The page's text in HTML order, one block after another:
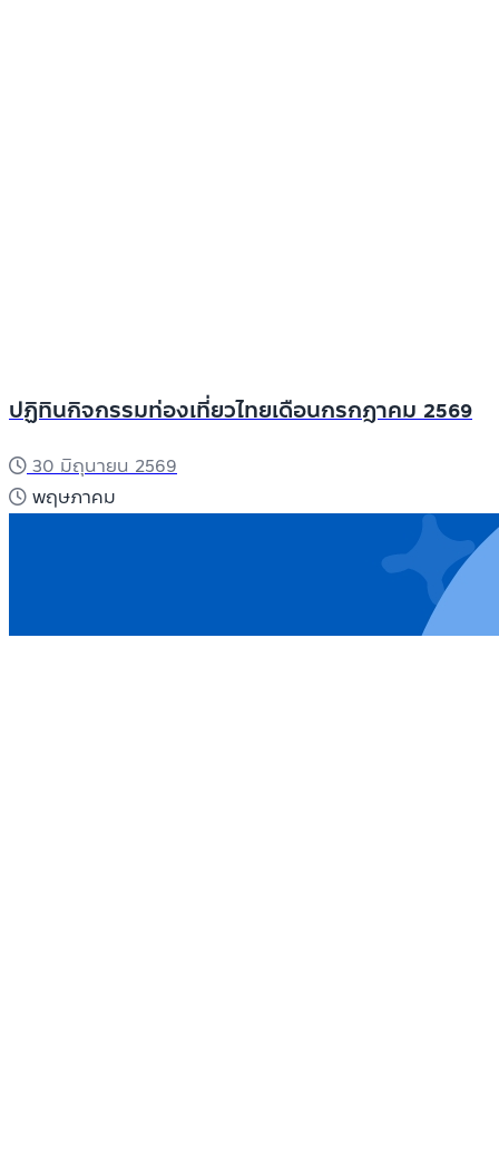
ปฏิทินกิจกรรมท่องเที่ยวไทยเดือนกรกฎาคม 2569
30 มิถุนายน 2569
พฤษภาคม